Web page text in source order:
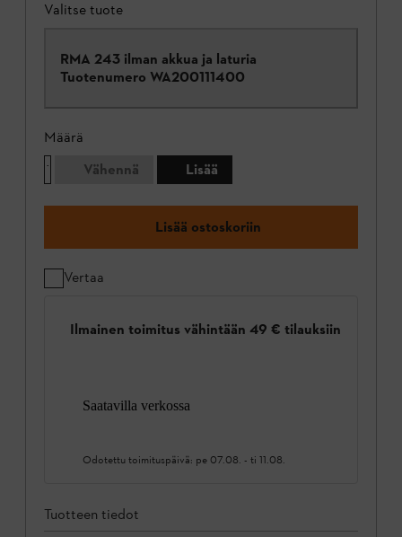
Valitse tuote
RMA 243 ilman akkua ja laturia
Tuotenumero WA200111400
Määrä
Vähennä
Lisää
Lisää ostoskoriin
Vertaa
Ilmainen toimitus vähintään 49 € tilauksiin
Saatavilla verkossa
Odotettu toimituspäivä: pe 07.08. - ti 11.08.
Tuotteen tiedot